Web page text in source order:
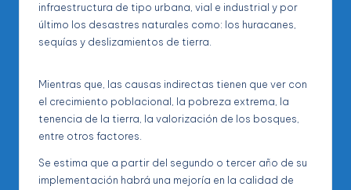
infraestructura de tipo urbana, vial e industrial y por
último los desastres naturales como: los huracanes,
sequías y deslizamientos de tierra.
Mientras que, las causas indirectas tienen que ver con
el crecimiento poblacional, la pobreza extrema, la
tenencia de la tierra, la valorización de los bosques,
entre otros factores.
Se estima que a partir del segundo o tercer año de su
implementación habrá una mejoría en la calidad de